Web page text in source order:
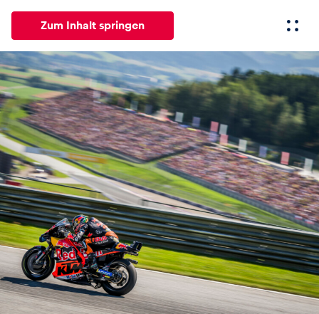
Zum Inhalt springen
Alle News Events Erlebnisse Seiten
News
Alle anzeigen
Events
Alle anzeigen